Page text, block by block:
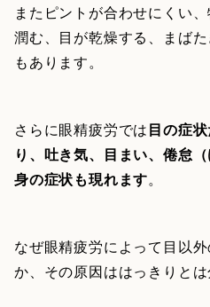
またピントが合わせにくい
潤む、目が乾燥する、まば
もあります。
さらに眼精疲労では目の症
り、吐き気、目まい、倦怠
身の症状も現れます。
なぜ眼精疲労によって目以
か、その原因ははっきりとは